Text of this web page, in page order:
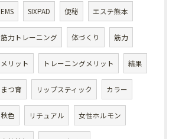
EMS SIXPAD 便秘 エステ熊本
筋力トレーニング 体づくり 筋力
メリット トレーニングメリット 結果
まつ育 リップスティック カラー
秋色 リチュアル 女性ホルモン